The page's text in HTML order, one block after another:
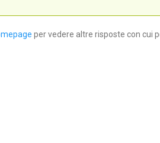
per vedere altre risposte con cui